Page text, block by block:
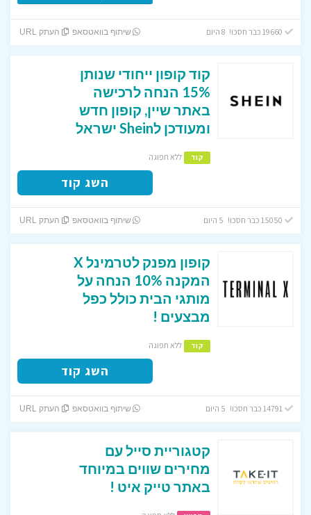
שיתוף בוואטסאפ העתק URL
קוד קופון ייחודי שנותן
15% הנחה לרכישה
באתר שיין, קופון חדש
ומעודכן לShein ישראל
קוד ללא תפוגה
השג קוד
שיתוף בוואטסאפ העתק URL
קופון מפנק לטרמינל X
המקנה 10% הנחה על
מותגי הבית כולל כפל
מבצעים !
קוד ללא תפוגה
השג קוד
שיתוף בוואטסאפ העתק URL
קטגוריית סייל עם
מחירים שווים במיוחד
באתר טייק איט !